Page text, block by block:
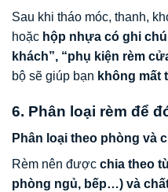
Sau khi tháo móc, thanh,
hoặc hộp nhựa có ghi
khách”, “phụ kiện rèm
bộ sẽ giúp bạn không mất
6. Phân loại rèm để
Phân loại theo phòng và
Rèm nên được chia theo
phòng ngủ, bếp…) và